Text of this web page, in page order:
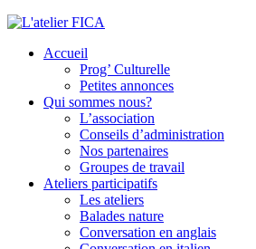
L'atelier FICA
Actions conviviales écologiques et
Meximieux
Accueil
Prog’ Culturelle
Petites annonces
Qui sommes nous?
L’association
Conseils d’administration
Nos partenaires
Groupes de travail
Ateliers participatifs
Les ateliers
Balades nature
Conversation en anglais